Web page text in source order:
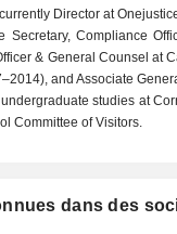
Director at
Secretary, Compliance
& General Counsel at
and Associate
studies at
Committee of Visitors.
dans des